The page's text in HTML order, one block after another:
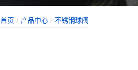
首页 产品中心 不锈钢球阀